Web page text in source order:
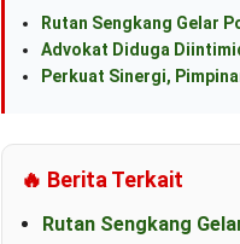
Rutan Sengkang Gelar
Advokat Diduga
Perkuat Sinergi,
🔥 Berita Terkait
Rutan Sengkang